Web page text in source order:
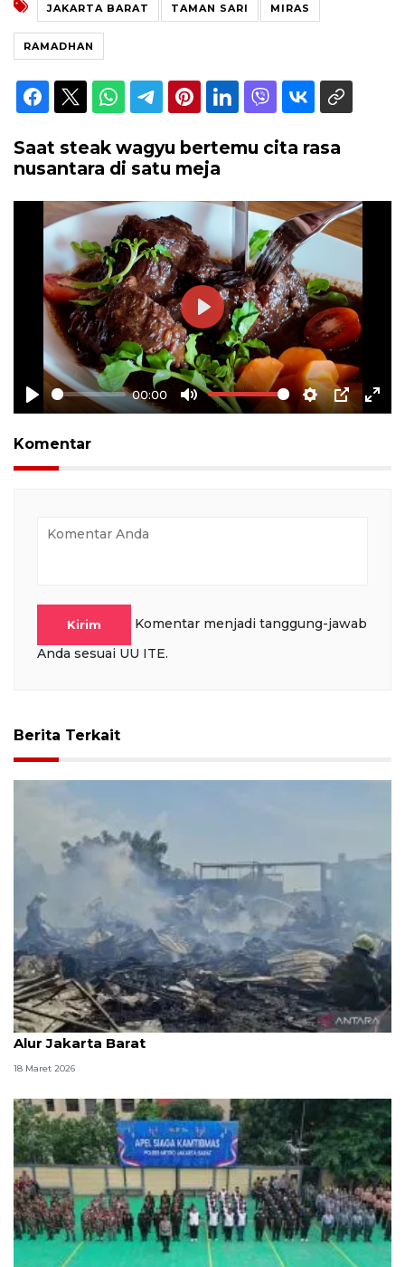
JAKARTA BARAT TAMAN SARI MIRAS
RAMADHAN
Saat steak wagyu bertemu cita rasa
nusantara di satu meja
Play
00:00
Mute Settings
PIP
Play
Komentar
Kirim
Komentar menjadi tanggung-jawab
Anda sesuai UU ITE.
Berita Terkait
Total bangunan terbakar sebanyak 19 unit di Tegal
Alur Jakarta Barat
18 Maret 2026